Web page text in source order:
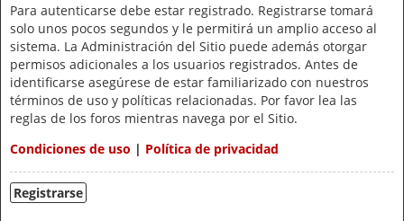
Para autenticarse debe estar registrado. Registrarse tomará
solo unos pocos segundos y le permitirá un amplio acceso al
sistema. La Administración del Sitio puede además otorgar
permisos adicionales a los usuarios registrados. Antes de
identificarse asegúrese de estar familiarizado con nuestros
términos de uso y políticas relacionadas. Por favor lea las
reglas de los foros mientras navega por el Sitio.
Condiciones de uso | Política de privacidad
Registrarse